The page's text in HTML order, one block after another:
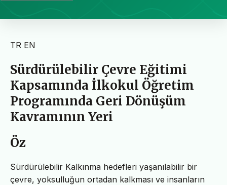
TR EN
Sürdürülebilir Çevre Eğitimi
Kapsamında İlkokul Öğretim
Programında Geri Dönüşüm
Kavramının Yeri
Öz
Sürdürülebilir Kalkınma hedefleri yaşanılabilir bir
çevre, yoksulluğun ortadan kalkması ve insanların